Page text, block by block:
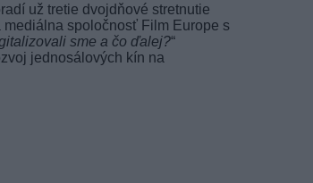
už tretie dvojdňové stretnutie
mediálna spoločnosť Film Europe s
sme a čo ďalej?“
jednosálových kín na